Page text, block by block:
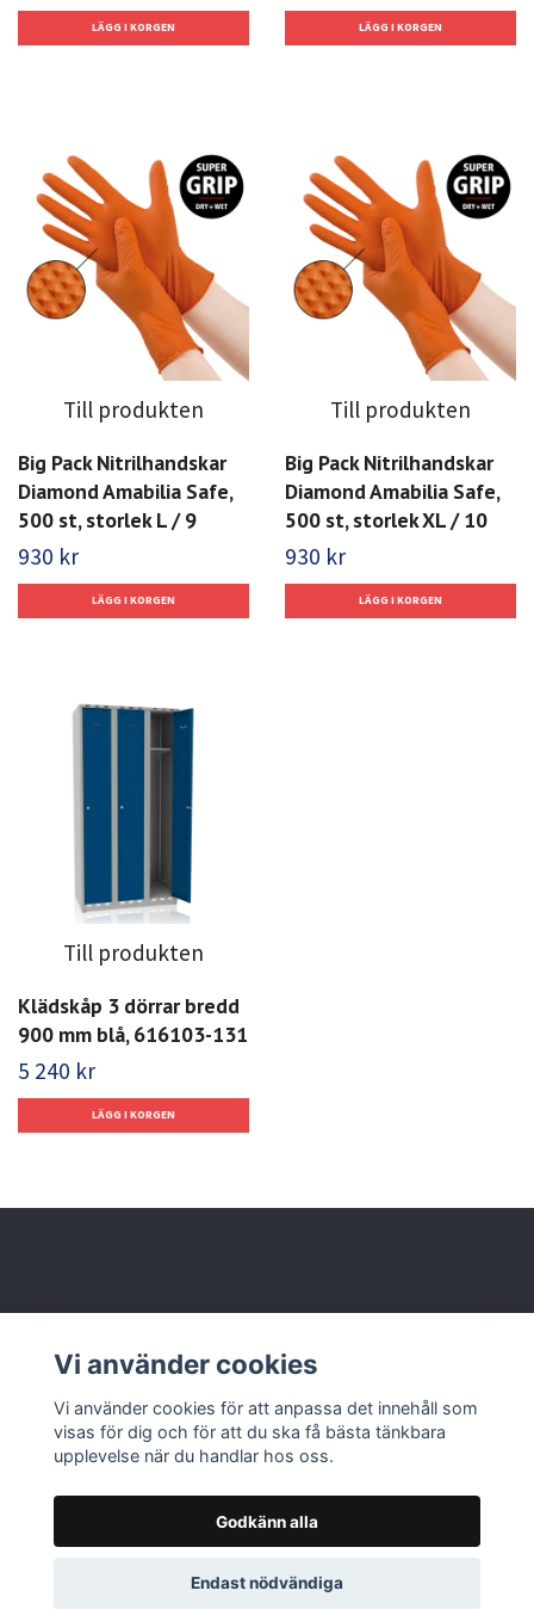
Till produkten
Big Pack Nitrilhandskar
Diamond Amabilia Safe,
500 st, storlek L / 9
930 kr
Till produkten
Big Pack Nitrilhandskar
Diamond Amabilia Safe,
500 st, storlek XL / 10
930 kr
Till produkten
Klädskåp 3 dörrar bredd
900 mm blå, 616103-131
5 240 kr
Läs mer
© 2026 Nolbox AB
Vi använder cookies
Vi använder cookies för att anpassa det innehåll som
visas för dig och för att du ska få bästa tänkbara
upplevelse när du handlar hos oss.
Godkänn alla
Endast nödvändiga